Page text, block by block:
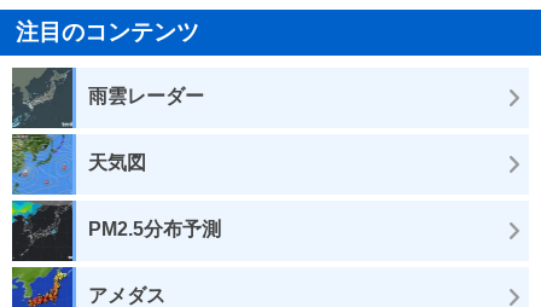
注目のコンテンツ
雨雲レーダー
天気図
PM2.5分布予測
アメダス